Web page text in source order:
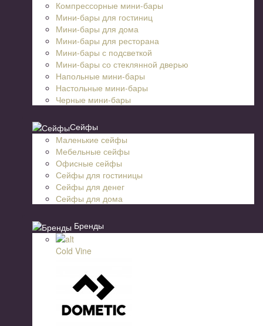
Компрессорные мини-бары
Мини-бары для гостиниц
Мини-бары для дома
Мини-бары для ресторана
Мини-бары с подсветкой
Мини-бары со стеклянной дверью
Напольные мини-бары
Настольные мини-бары
Черные мини-бары
Сейфы
Маленькие сейфы
Мебельные сейфы
Офисные сейфы
Сейфы для гостиницы
Сейфы для денег
Сейфы для дома
Бренды
Cold Vine